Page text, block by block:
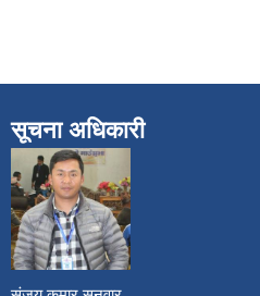
सूचना अधिकारी